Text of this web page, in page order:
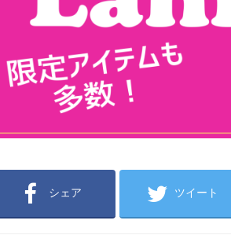
シェア ツイート